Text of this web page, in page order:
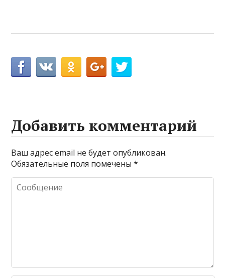
Добавить комментарий
Ваш адрес email не будет опубликован.
Обязательные поля помечены*